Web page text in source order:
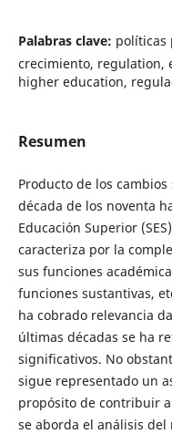
Palabras clave: políticas
crecimiento, regulation,
higher education,
Resumen
Producto de los
década de los noventa
Educación Superior
caracteriza por la
sus funciones
funciones sustantivas,
ha cobrado relevancia
últimas décadas se ha
significativos. No
sigue representado un
propósito de contribuir
se aborda el análisis